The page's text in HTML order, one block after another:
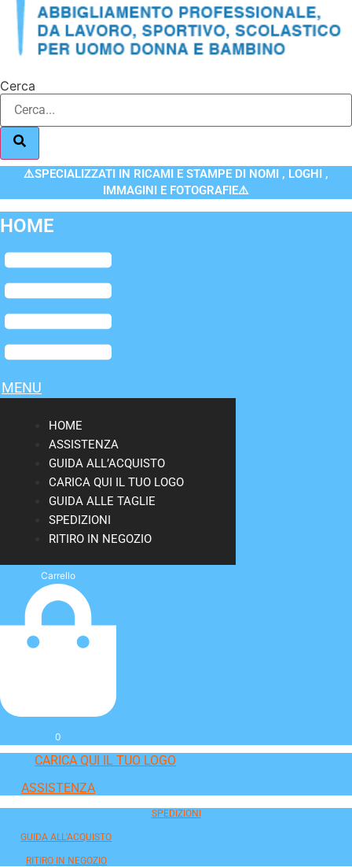
Cerca
⚠️SPECIALIZZATI IN RICAMI E STAMPE DI NOMI , LOGHI ,
IMMAGINI E FOTOGRAFIE⚠️
HOME
Flyout
Menu
MENU
HOME
ASSISTENZA
GUIDA ALL’ACQUISTO
CARICA QUI IL TUO LOGO
GUIDA ALLE TAGLIE
SPEDIZIONI
RITIRO IN NEGOZIO
Carrello
0
CARICA QUI IL TUO LOGO
ASSISTENZA
SPEDIZIONI
GUIDA ALL'ACQUISTO
RITIRO IN NEGOZIO